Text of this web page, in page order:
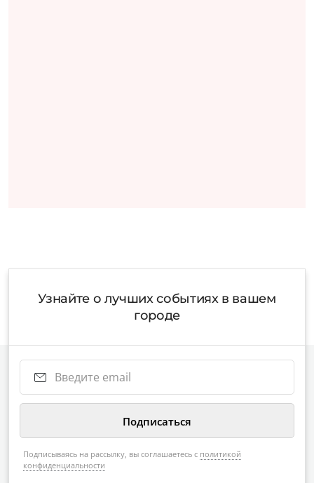
Узнайте о лучших событиях в вашем
городе
Подписываясь на рассылку, вы соглашаетесь с политикой
конфиденциальности